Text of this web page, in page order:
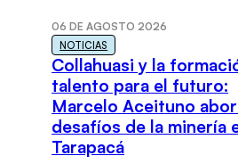
06 DE AGOSTO 2026
NOTICIAS
Collahuasi y la
talento para el futuro:
Marcelo Aceituno
desafíos de la minería
Tarapacá